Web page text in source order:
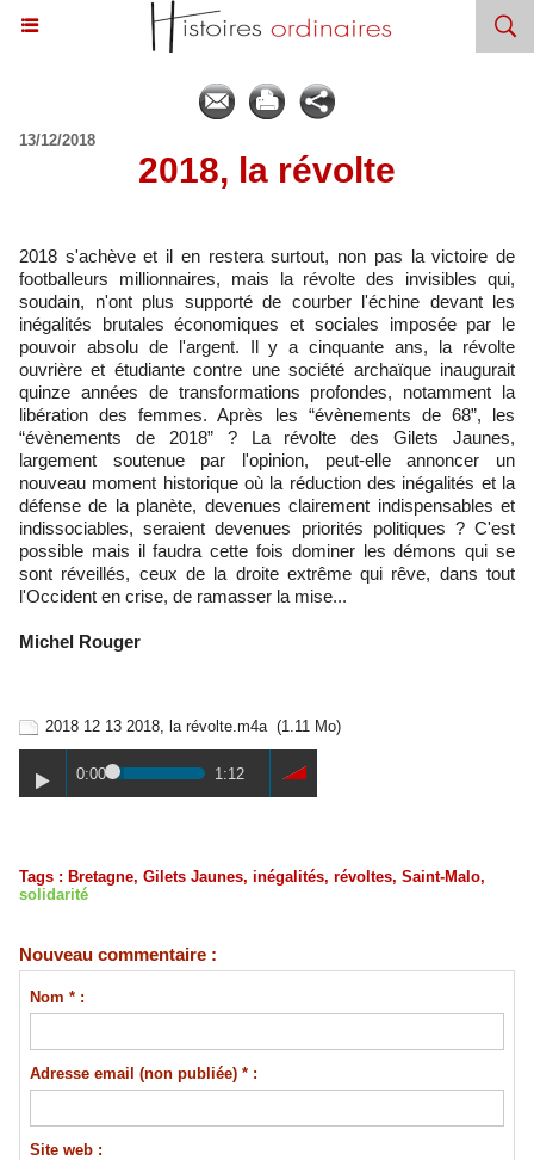
13/12/2018
​2018, la révolte
2018 s'achève et il en restera surtout, non pas la victoire de
footballeurs millionnaires, mais la révolte des invisibles qui,
soudain, n'ont plus supporté de courber l'échine devant les
inégalités brutales économiques et sociales imposée par le
pouvoir absolu de l'argent. Il y a cinquante ans, la révolte
ouvrière et étudiante contre une société archaïque inaugurait
quinze années de transformations profondes, notamment la
libération des femmes. Après les “évènements de 68”, les
“évènements de 2018” ? La révolte des Gilets Jaunes,
largement soutenue par l'opinion, peut-elle annoncer un
nouveau moment historique où la réduction des inégalités et la
défense de la planète, devenues clairement indispensables et
indissociables, seraient devenues priorités politiques ? C'est
possible mais il faudra cette fois dominer les démons qui se
sont réveillés, ceux de la droite extrême qui rêve, dans tout
l'Occident en crise, de ramasser la mise...
Michel Rouger
2018 12 13 2018, la révolte.m4a (1.11 Mo)
0:00 1:12
Tags : Bretagne, Gilets Jaunes, inégalités, révoltes, Saint-Malo,
solidarité
Nouveau commentaire :
Nom * :
Adresse email (non publiée) * :
Site web :